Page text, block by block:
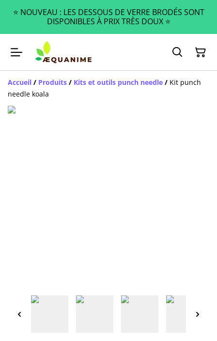
⭐️ NOUVEAU : LES DESSOUS DE VERRE BRODÉS SONT
DISPONIBLES À PRIX TRÈS DOUX ⭐️
Accueil / Produits / Kits et outils punch needle / Kit punch
needle koala